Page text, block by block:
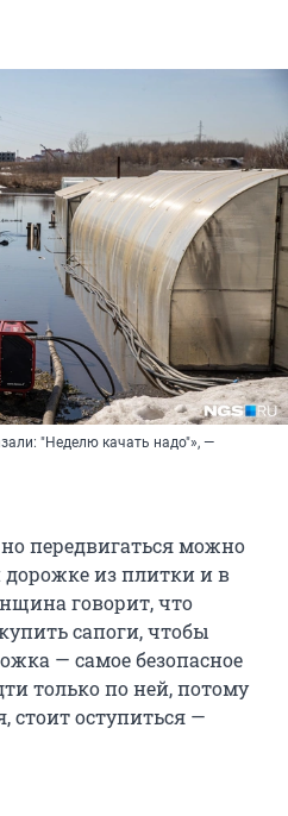
"Неделю качать надо"», —
передвигаться можно
из плитки и в
говорит, что
сапоги, чтобы
— самое безопасное
только по ней, потому
стоит оступиться —